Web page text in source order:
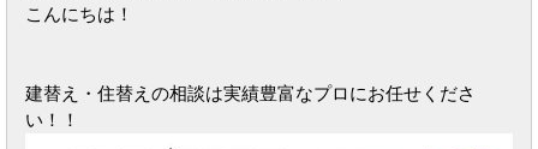
こんにちは！
建替え・住替えの相談は実績豊富なプロにお任せくださ
い！！